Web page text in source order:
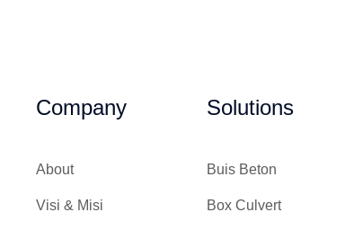
Company
About
Visi & Misi
Solutions
Buis Beton
Box Culvert